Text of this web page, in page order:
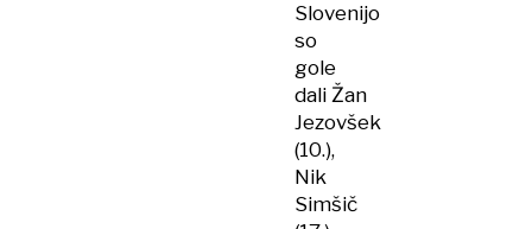
Slovenijo
so
gole
dali Žan
Jezovšek
(10.),
Nik
Simšič